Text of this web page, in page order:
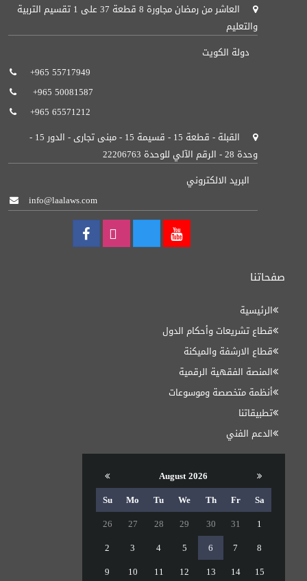
العاشر من رمضان مجاورة 8 قطعة 37 على 1 تقسيم التربية
والتعليم
دولة الكويت
+965 55717949‬ ‬
+965 50081587‬‬ ‬
+965 65571212‬‬‬
القبلة - قطعة 15 - قسيمة 15 - مبنى تجارى - الدور 15 -
وحدة 28 - الرقم الآلي للوحدة 22206763
البريد الالكتروني
info@laalaws.com
صفحاتنا
الرئيسية
قطاع تشريعات وأحكام الدول
قطاع الارشفة والميكنة
المنصة الفقهية الرقمية
أنظمة متخصصة وموسوعات
تطبيقاتنا
الدعم الفني
August 2026
Su
Mo Tu We Th Fr
Sa
26
27 28 29 30 31
1
2
3 4 5 6 7
8
9
10 11 12 13 14 15